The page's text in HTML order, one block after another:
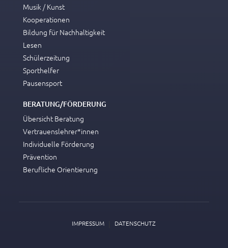
Musik / Kunst
Kooperationen
Bildung für Nachhaltigkeit
Lesen
Schülerzeitung
Sporthelfer
Pausensport
BERATUNG/FÖRDERUNG
Übersicht Beratung
Vertrauenslehrer*innen
Individuelle Förderung
Prävention
Berufliche Orientierung
IMPRESSUM DATENSCHUTZ